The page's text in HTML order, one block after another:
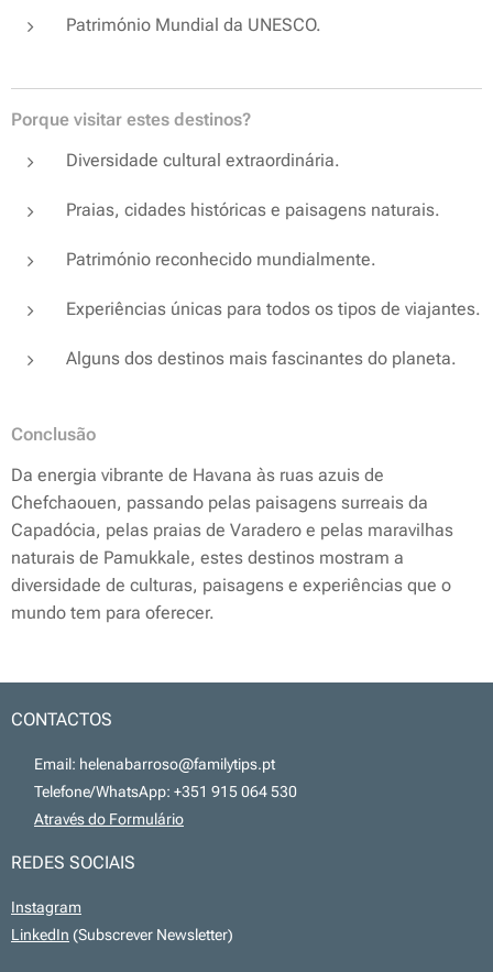
Património Mundial da UNESCO.
Porque visitar estes destinos?
Diversidade cultural extraordinária.
Praias, cidades históricas e paisagens naturais.
Património reconhecido mundialmente.
Experiências únicas para todos os tipos de viajantes.
Alguns dos destinos mais fascinantes do planeta.
Conclusão
Da energia vibrante de Havana às ruas azuis de
Chefchaouen, passando pelas paisagens surreais da
Capadócia, pelas praias de Varadero e pelas maravilhas
naturais de Pamukkale, estes destinos mostram a
diversidade de culturas, paisagens e experiências que o
mundo tem para oferecer.
CONTACTOS
📧 Email: helenabarroso@familytips.pt
📞 Telefone/WhatsApp: +351 915 064 530
Através do Formulário
REDES SOCIAIS
Instagram
LinkedIn (Subscrever Newsletter)